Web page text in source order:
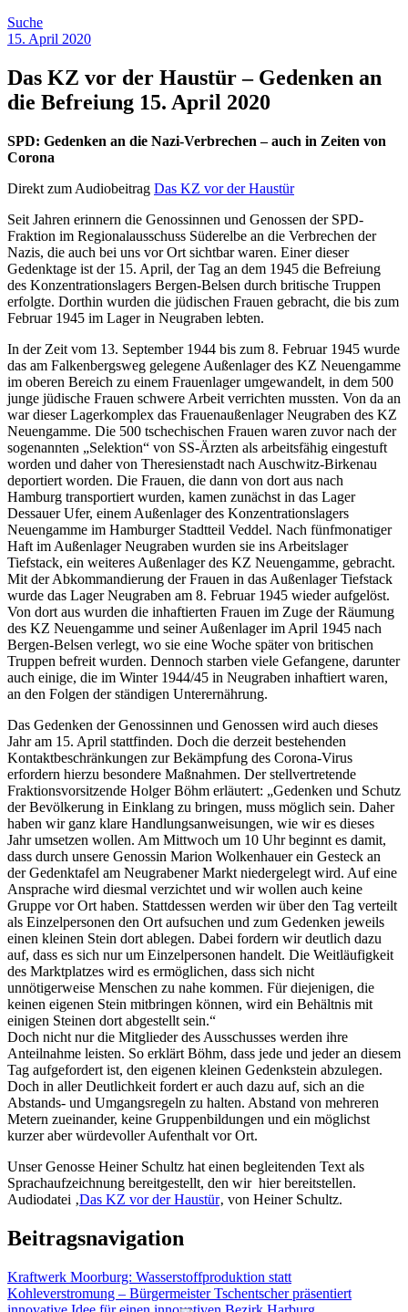
Suche
15. April 2020
Das KZ vor der Haustür – Gedenken an
die Befreiung 15. April 2020
SPD: Gedenken an die Nazi-Verbrechen – auch in Zeiten von
Corona
Direkt zum Audiobeitrag Das KZ vor der Haustür
Seit Jahren erinnern die Genossinnen und Genossen der SPD-
Fraktion im Regionalausschuss Süderelbe an die Verbrechen der
Nazis, die auch bei uns vor Ort sichtbar waren. Einer dieser
Gedenktage ist der 15. April, der Tag an dem 1945 die Befreiung
des Konzentrationslagers Bergen-Belsen durch britische Truppen
erfolgte. Dorthin wurden die jüdischen Frauen gebracht, die bis zum
Februar 1945 im Lager in Neugraben lebten.
In der Zeit vom 13. September 1944 bis zum 8. Februar 1945 wurde
das am Falkenbergsweg gelegene Außenlager des KZ Neuengamme
im oberen Bereich zu einem Frauenlager umgewandelt, in dem 500
junge jüdische Frauen schwere Arbeit verrichten mussten. Von da an
war dieser Lagerkomplex das Frauenaußenlager Neugraben des KZ
Neuengamme. Die 500 tschechischen Frauen waren zuvor nach der
sogenannten „Selektion“ von SS-Ärzten als arbeitsfähig eingestuft
worden und daher von Theresienstadt nach Auschwitz-Birkenau
deportiert worden. Die Frauen, die dann von dort aus nach
Hamburg transportiert wurden, kamen zunächst in das Lager
Dessauer Ufer, einem Außenlager des Konzentrationslagers
Neuengamme im Hamburger Stadtteil Veddel. Nach fünfmonatiger
Haft im Außenlager Neugraben wurden sie ins Arbeitslager
Tiefstack, ein weiteres Außenlager des KZ Neuengamme, gebracht.
Mit der Abkommandierung der Frauen in das Außenlager Tiefstack
wurde das Lager Neugraben am 8. Februar 1945 wieder aufgelöst.
Von dort aus wurden die inhaftierten Frauen im Zuge der Räumung
des KZ Neuengamme und seiner Außenlager im April 1945 nach
Bergen-Belsen verlegt, wo sie eine Woche später von britischen
Truppen befreit wurden. Dennoch starben viele Gefangene, darunter
auch einige, die im Winter 1944/45 in Neugraben inhaftiert waren,
an den Folgen der ständigen Unterernährung.
Das Gedenken der Genossinnen und Genossen wird auch dieses
Jahr am 15. April stattfinden. Doch die derzeit bestehenden
Kontaktbeschränkungen zur Bekämpfung des Corona-Virus
erfordern hierzu besondere Maßnahmen. Der stellvertretende
Fraktionsvorsitzende Holger Böhm erläutert: „Gedenken und Schutz
der Bevölkerung in Einklang zu bringen, muss möglich sein. Daher
haben wir ganz klare Handlungsanweisungen, wie wir es dieses
Jahr umsetzen wollen. Am Mittwoch um 10 Uhr beginnt es damit,
dass durch unsere Genossin Marion Wolkenhauer ein Gesteck an
der Gedenktafel am Neugrabener Markt niedergelegt wird. Auf eine
Ansprache wird diesmal verzichtet und wir wollen auch keine
Gruppe vor Ort haben. Stattdessen werden wir über den Tag verteilt
als Einzelpersonen den Ort aufsuchen und zum Gedenken jeweils
einen kleinen Stein dort ablegen. Dabei fordern wir deutlich dazu
auf, dass es sich nur um Einzelpersonen handelt. Die Weitläufigkeit
des Marktplatzes wird es ermöglichen, dass sich nicht
unnötigerweise Menschen zu nahe kommen. Für diejenigen, die
keinen eigenen Stein mitbringen können, wird ein Behältnis mit
einigen Steinen dort abgestellt sein.“
Doch nicht nur die Mitglieder des Ausschusses werden ihre
Anteilnahme leisten. So erklärt Böhm, dass jede und jeder an diesem
Tag aufgefordert ist, den eigenen kleinen Gedenkstein abzulegen.
Doch in aller Deutlichkeit fordert er auch dazu auf, sich an die
Abstands- und Umgangsregeln zu halten. Abstand von mehreren
Metern zueinander, keine Gruppenbildungen und ein möglichst
kurzer aber würdevoller Aufenthalt vor Ort.
Unser Genosse Heiner Schultz hat einen begleitenden Text als
Sprachaufzeichnung bereitgestellt, den wir hier bereitstellen.
Audiodatei ‚Das KZ vor der Haustür‚ von Heiner Schultz.
Beitragsnavigation
Kraftwerk Moorburg: Wasserstoffproduktion statt
Kohleverstromung – Bürgermeister Tschentscher präsentiert